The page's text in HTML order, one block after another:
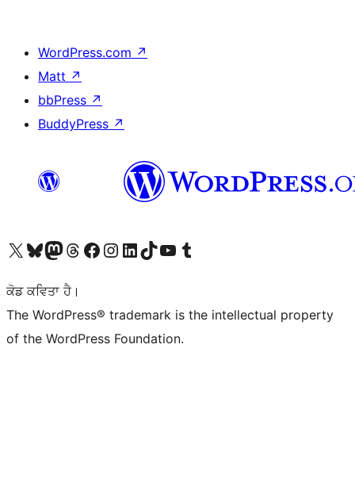
WordPress.com ↗
Matt ↗
bbPress ↗
BuddyPress ↗
Visit our X (formerly Twitter) account
Visit our Bluesky account
Visit our Mastodon account
Visit our Threads account
Visit our Facebook page
Visit our Instagram account
Visit our LinkedIn account
Visit our TikTok account
Visit our YouTube channel
Visit our Tumblr account
ਕੋਡ ਕਵਿਤਾ ਹੈ।
The WordPress® trademark is the intellectual property
of the WordPress Foundation.